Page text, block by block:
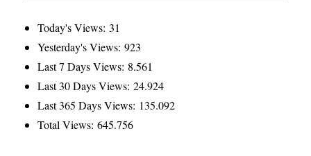
Today's Views:31
Yesterday's Views:923
Last 7 Days Views: 8.561
Last 30 Days Views:24.924
Last 365 Days Views: 135.092
Total Views:645.756